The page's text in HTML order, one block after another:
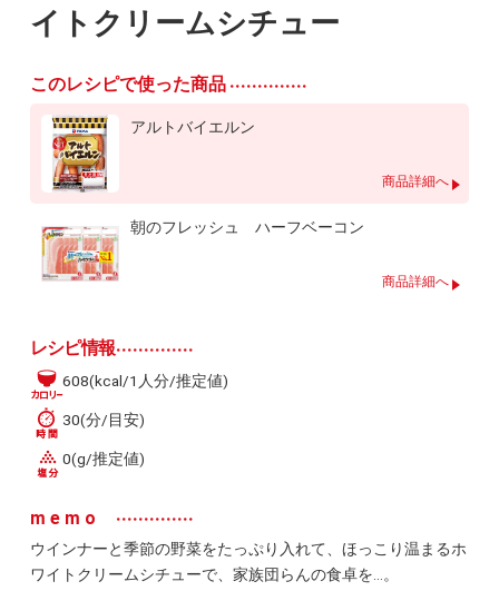
イトクリームシチュー
このレシピで使った商品
アルトバイエルン
商品詳細へ
朝のフレッシュ ハーフベーコン
商品詳細へ
レシピ情報
608(kcal/1人分/推定値)
30(分/目安)
0(g/推定値)
memo
ウインナーと季節の野菜をたっぷり入れて、ほっこり温まるホ
ワイトクリームシチューで、家族団らんの食卓を…。